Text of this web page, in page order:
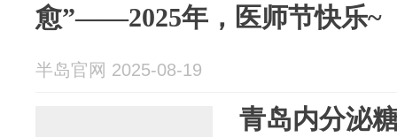
愈”——2025年，医师节快乐~
半岛官网 2025-08-19
青岛内分泌